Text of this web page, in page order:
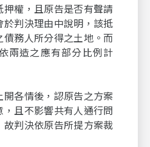
權，且原告是否有聲請
判決理由中說明，該抵
務人所分得之土地。而
兩造之應有部分比例計
開各情後，認原告之方案
且不影響共有人通行問
判決依原告所提方案裁